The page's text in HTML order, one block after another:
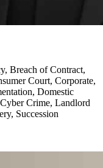
Breach of Contract,
Court, Corporate,
Domestic
Crime, Landlord
Succession